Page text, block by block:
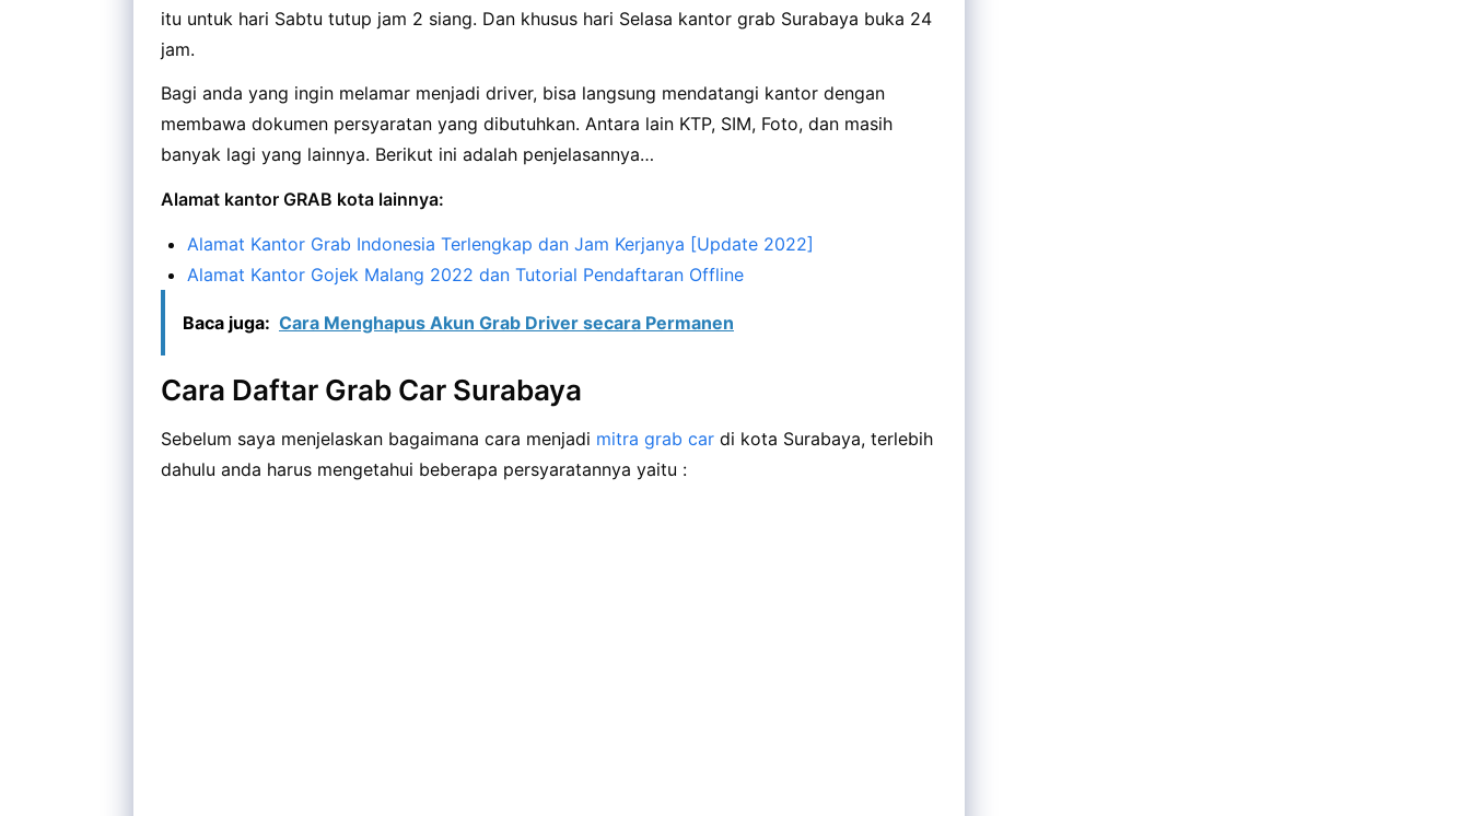
itu untuk hari Sabtu tutup jam 2 siang. Dan khusus hari Selasa kantor grab Surabaya buka 24
jam.
Bagi anda yang ingin melamar menjadi driver, bisa langsung mendatangi kantor dengan
membawa dokumen persyaratan yang dibutuhkan. Antara lain KTP, SIM, Foto, dan masih
banyak lagi yang lainnya. Berikut ini adalah penjelasannya…
Alamat kantor GRAB kota lainnya:
Alamat Kantor Grab Indonesia Terlengkap dan Jam Kerjanya [Update 2022]
Alamat Kantor Gojek Malang 2022 dan Tutorial Pendaftaran Offline
Baca juga: Cara Menghapus Akun Grab Driver secara Permanen
Cara Daftar Grab Car Surabaya
Sebelum saya menjelaskan bagaimana cara menjadi mitra grab car di kota Surabaya, terlebih
dahulu anda harus mengetahui beberapa persyaratannya yaitu :